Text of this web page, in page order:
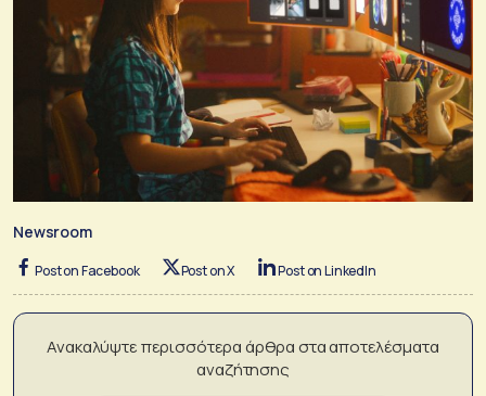
Newsroom
Post on Facebook Post on X Post on LinkedIn
Ανακαλύψτε περισσότερα άρθρα στα αποτελέσματα
αναζήτησης